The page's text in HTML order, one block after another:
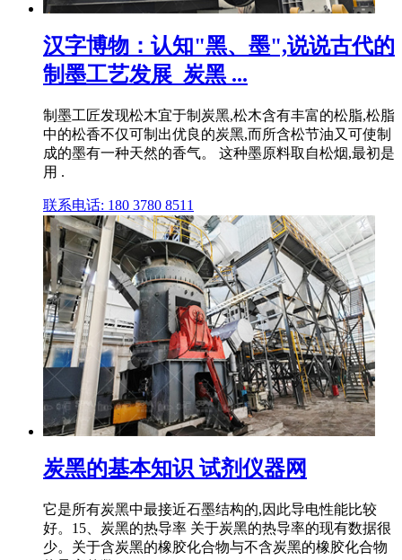
汉字博物：认知"黑、墨",说说古代的
制墨工艺发展_炭黑 ...
制墨工匠发现松木宜于制炭黑,松木含有丰富的松脂,松脂
中的松香不仅可制出优良的炭黑,而所含松节油又可使制
成的墨有一种天然的香气。 这种墨原料取自松烟,最初是
用 .
联系电话: 180 3780 8511
炭黑的基本知识 试剂仪器网
它是所有炭黑中最接近石墨结构的,因此导电性能比较
好。15、炭黑的热导率 关于炭黑的热导率的现有数据很
少。关于含炭黑的橡胶化合物与不含炭黑的橡胶化合物